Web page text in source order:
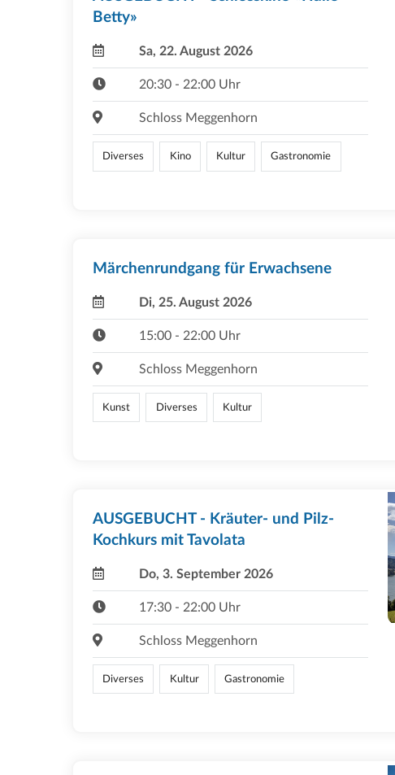
Betty»
Sa, 22. August 2026
20:30 - 22:00 Uhr
Schloss Meggenhorn
Diverses Kino Kultur Gastronomie
Märchenrundgang für Erwachsene
Di, 25. August 2026
15:00 - 22:00 Uhr
Schloss Meggenhorn
Kunst Diverses Kultur
AUSGEBUCHT - Kräuter- und Pilz-
Kochkurs mit Tavolata
Do, 3. September 2026
17:30 - 22:00 Uhr
Schloss Meggenhorn
Diverses Kultur Gastronomie